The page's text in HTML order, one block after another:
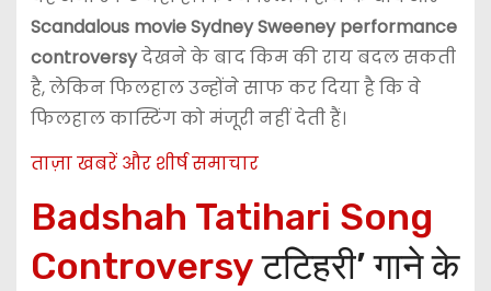
Scandalous movie Sydney Sweeney performance
controversyदेखने के बाद किम की राय बदल सकती
है, लेकिन फिलहाल उन्होंने साफ कर दिया है कि वे
फिलहाल कास्टिंग को मंजूरी नहीं देती हैं।
ताज़ा खबरें और शीर्ष समाचार
Badshah Tatihari Song
Controversyटटिहरी’ गाने के